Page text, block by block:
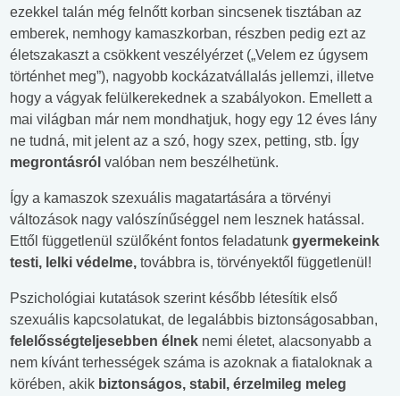
ezekkel talán még felnőtt korban sincsenek tisztában az
emberek, nemhogy kamaszkorban, részben pedig ezt az
életszakaszt a csökkent veszélyérzet („Velem ez úgysem
történhet meg”), nagyobb kockázatvállalás jellemzi, illetve
hogy a vágyak felülkerekednek a szabályokon. Emellett a
mai világban már nem mondhatjuk, hogy egy 12 éves lány
ne tudná, mit jelent az a szó, hogy szex, petting, stb. Így
megrontásról valóban nem beszélhetünk.
Így a kamaszok szexuális magatartására a törvényi
változások nagy valószínűséggel nem lesznek hatással.
Ettől függetlenül szülőként fontos feladatunk gyermekeink
testi, lelki védelme, továbbra is, törvényektől függetlenül!
Pszichológiai kutatások szerint később létesítik első
szexuális kapcsolatukat, de legalábbis biztonságosabban,
felelősségteljesebben élnek nemi életet, alacsonyabb a
nem kívánt terhességek száma is azoknak a fiataloknak a
körében, akik biztonságos, stabil, érzelmileg meleg